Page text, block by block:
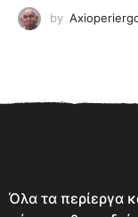
by
Όλα τα περίεργα